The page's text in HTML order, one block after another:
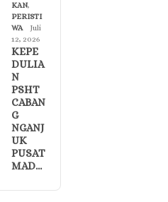
KAN,
PERISTI
WA
Juli
12, 2026
KEPE
DULIA
N
PSHT
CABAN
G
NGANJ
UK
PUSAT
MAD…